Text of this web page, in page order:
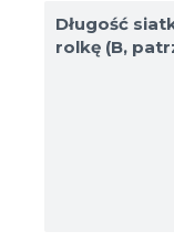
Długość
rolkę (B,